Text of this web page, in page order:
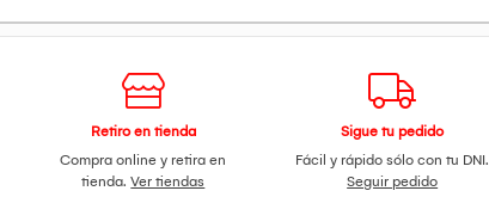
UU.
mm;
cuadrados 0,75;
Retiro en tienda
Compra online y retira en
tienda.Ver tiendas
Sigue tu pedido
Fácil y rápido sólo con tu DNI.
Seguir pedido